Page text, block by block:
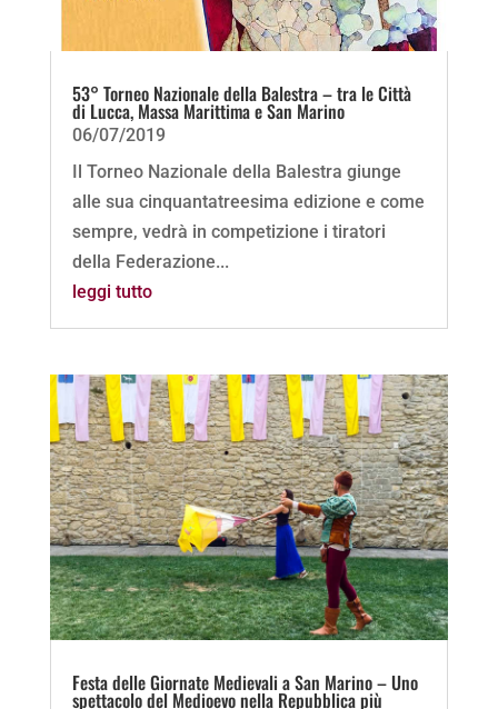
53° Torneo Nazionale della Balestra – tra le Città
di Lucca, Massa Marittima e San Marino
06/07/2019
Il Torneo Nazionale della Balestra giunge
alle sua cinquantatreesima edizione e come
sempre, vedrà in competizione i tiratori
della Federazione...
leggi tutto
Festa delle Giornate Medievali a San Marino – Uno
spettacolo del Medioevo nella Repubblica più